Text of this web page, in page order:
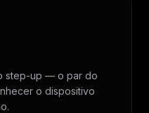
step-up — o par do
o dispositivo